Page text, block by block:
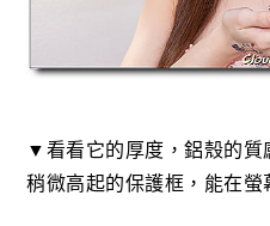
▼看看它的厚度，鋁殼的質
稍微高起的保護框，能在螢